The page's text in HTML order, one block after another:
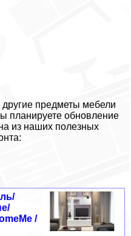
предметы мебели
планируете обновление
из наших полезных
/